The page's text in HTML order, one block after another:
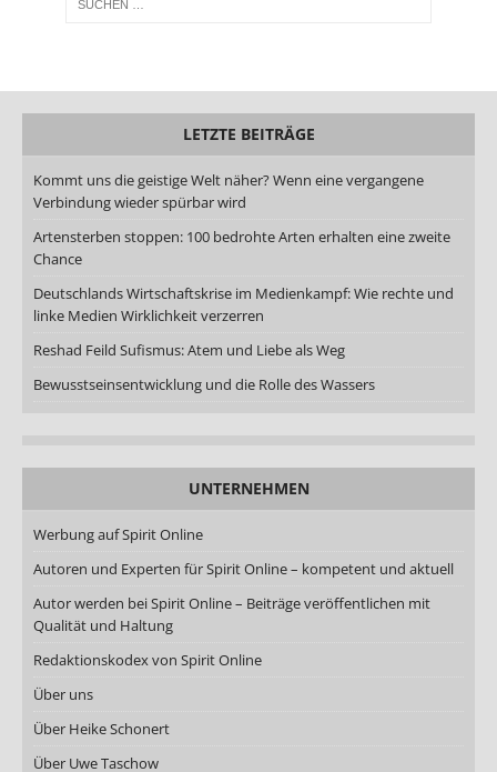
LETZTE BEITRÄGE
Kommt uns die geistige Welt näher? Wenn eine vergangene
Verbindung wieder spürbar wird
Artensterben stoppen: 100 bedrohte Arten erhalten eine zweite
Chance
Deutschlands Wirtschaftskrise im Medienkampf: Wie rechte und
linke Medien Wirklichkeit verzerren
Reshad Feild Sufismus: Atem und Liebe als Weg
Bewusstseinsentwicklung und die Rolle des Wassers
UNTERNEHMEN
Werbung auf Spirit Online
Autoren und Experten für Spirit Online – kompetent und aktuell
Autor werden bei Spirit Online – Beiträge veröffentlichen mit
Qualität und Haltung
Redaktionskodex von Spirit Online
Über uns
Über Heike Schonert
Über Uwe Taschow